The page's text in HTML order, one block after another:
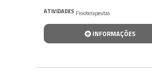
ATIVIDADES Fisioterapeutas
INFORMAÇÕES